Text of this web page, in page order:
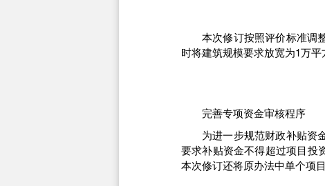
本次修订按照评价标准调
时将建筑规模要求放宽为1万平
完善专项资金审核程序
为进一步规范财政补贴资
要求补贴资金不得超过项目投
本次修订还将原办法中单个项